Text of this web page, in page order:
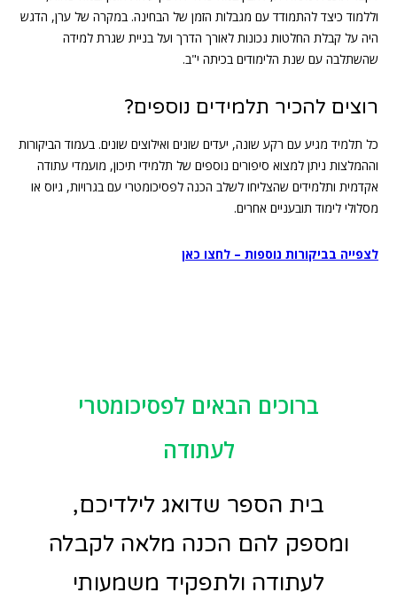
וללמוד כיצד להתמודד עם מגבלות הזמן של הבחינה. במקרה של ערן, הדגש
היה על קבלת החלטות נכונות לאורך הדרך ועל בניית שגרת למידה
שהשתלבה עם שנת הלימודים בכיתה י"ב.
רוצים להכיר תלמידים נוספים?
כל תלמיד מגיע עם רקע שונה, יעדים שונים ואילוצים שונים. בעמוד הביקורות
וההמלצות ניתן למצוא סיפורים נוספים של תלמידי תיכון, מועמדי עתודה
אקדמית ותלמידים שהצליחו לשלב הכנה לפסיכומטרי עם בגרויות, גיוס או
מסלולי לימוד תובעניים אחרים.
לצפייה בביקורות נוספות – לחצו כאן
ברוכים הבאים לפסיכומטרי
לעתודה
בית הספר שדואג לילדיכם,
ומספק להם הכנה מלאה לקבלה
לעתודה ולתפקיד משמעותי